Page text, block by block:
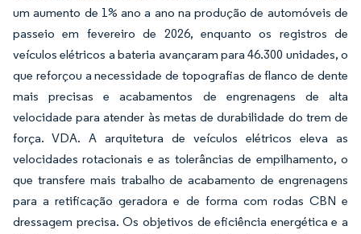
um aumento de 1% ano a ano na produção de automóveis de
passeio em fevereiro de 2026, enquanto os registros de
veículos elétricos a bateria avançaram para 46.300 unidades, o
que reforçou a necessidade de topografias de flanco de dente
mais precisas e acabamentos de engrenagens de alta
velocidade para atender às metas de durabilidade do trem de
força. VDA. A arquitetura de veículos elétricos eleva as
velocidades rotacionais e as tolerâncias de empilhamento, o
que transfere mais trabalho de acabamento de engrenagens
para a retificação geradora e de forma com rodas CBN e
dressagem precisa. Os objetivos de eficiência energética e a